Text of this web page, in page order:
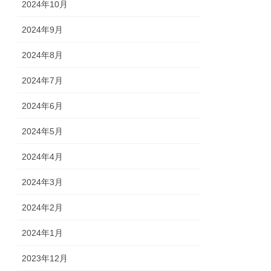
2024年10月
2024年9月
2024年8月
2024年7月
2024年6月
2024年5月
2024年4月
2024年3月
2024年2月
2024年1月
2023年12月